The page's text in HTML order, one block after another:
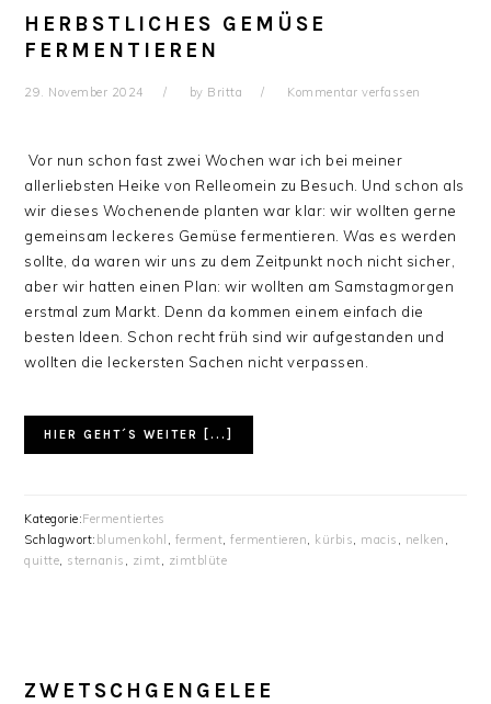
HERBSTLICHES GEMÜSE
FERMENTIEREN
29. November 2024 by Britta Kommentar verfassen
Vor nun schon fast zwei Wochen war ich bei meiner
allerliebsten Heike von Relleomein zu Besuch. Und schon als
wir dieses Wochenende planten war klar: wir wollten gerne
gemeinsam leckeres Gemüse fermentieren. Was es werden
sollte, da waren wir uns zu dem Zeitpunkt noch nicht sicher,
aber wir hatten einen Plan: wir wollten am Samstagmorgen
erstmal zum Markt. Denn da kommen einem einfach die
besten Ideen. Schon recht früh sind wir aufgestanden und
wollten die leckersten Sachen nicht verpassen.
HIER GEHT´S WEITER [...]
Kategorie:Fermentiertes
Schlagwort: blumenkohl , ferment,fermentieren, kürbis, macis , nelken ,
quitte, sternanis , zimt, zimtblüte
ZWETSCHGENGELEE